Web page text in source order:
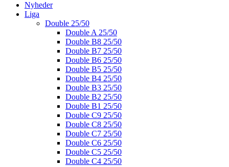
Nyheder
Liga
Double 25/50
Double A 25/50
Double B8 25/50
Double B7 25/50
Double B6 25/50
Double B5 25/50
Double B4 25/50
Double B3 25/50
Double B2 25/50
Double B1 25/50
Double C9 25/50
Double C8 25/50
Double C7 25/50
Double C6 25/50
Double C5 25/50
Double C4 25/50